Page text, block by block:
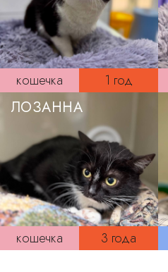
кошечка 1 год
кошечка 3 года
ЛОЗАННА